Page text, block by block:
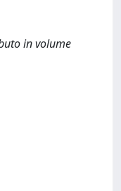
in volume